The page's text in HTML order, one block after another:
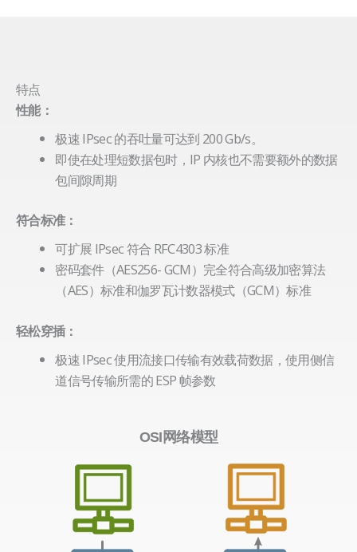
特点
性能：
极速 IPsec 的吞吐量可达到 200 Gb/s。
即使在处理短数据包时，IP 内核也不需要额外的数据
包间隙周期
符合标准：
可扩展 IPsec 符合 RFC4303 标准
密码套件（AES256- GCM）完全符合高级加密算法
（AES）标准和伽罗瓦计数器模式（GCM）标准
轻松穿插：
极速 IPsec 使用流接口传输有效载荷数据，使用侧信
道信号传输所需的 ESP 帧参数
OSI网络模型